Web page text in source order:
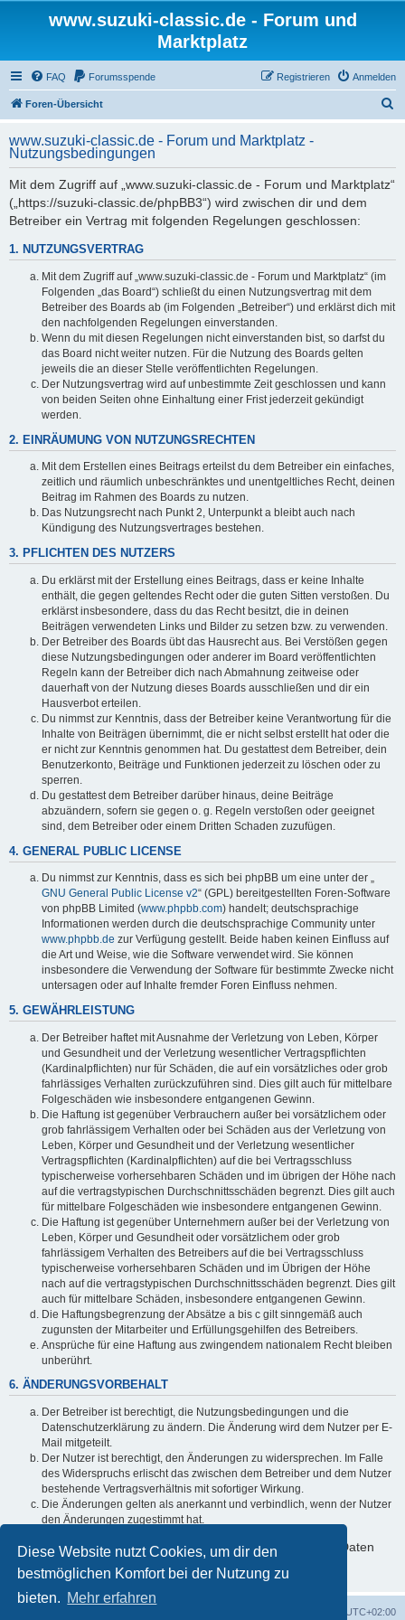
Diese Website nutzt Cookies, um dir den
bestmöglichen Komfort bei der Nutzung zu
bieten. Mehr erfahren
www.suzuki-classic.de - Forum und
Marktplatz
FAQ Forumsspende Anmelden
Registrieren
Foren-Übersicht
h
www.suzuki-classic.de - Forum und Marktplatz -
Nutzungsbedingungen
Mit dem Zugriff auf „www.suzuki-classic.de - Forum und Marktplatz“
(„https://suzuki-classic.de/phpBB3“) wird zwischen dir und dem
Betreiber ein Vertrag mit folgenden Regelungen geschlossen:
1. NUTZUNGSVERTRAG
Mit dem Zugriff auf „www.suzuki-classic.de - Forum und Marktplatz“ (im
Folgenden „das Board“) schließt du einen Nutzungsvertrag mit dem
Betreiber des Boards ab (im Folgenden „Betreiber“) und erklärst dich mit
den nachfolgenden Regelungen einverstanden.
Wenn du mit diesen Regelungen nicht einverstanden bist, so darfst du
das Board nicht weiter nutzen. Für die Nutzung des Boards gelten
jeweils die an dieser Stelle veröffentlichten Regelungen.
Der Nutzungsvertrag wird auf unbestimmte Zeit geschlossen und kann
von beiden Seiten ohne Einhaltung einer Frist jederzeit gekündigt
werden.
2. EINRÄUMUNG VON NUTZUNGSRECHTEN
Mit dem Erstellen eines Beitrags erteilst du dem Betreiber ein einfaches,
zeitlich und räumlich unbeschränktes und unentgeltliches Recht, deinen
Beitrag im Rahmen des Boards zu nutzen.
Das Nutzungsrecht nach Punkt 2, Unterpunkt a bleibt auch nach
Kündigung des Nutzungsvertrages bestehen.
3. PFLICHTEN DES NUTZERS
Du erklärst mit der Erstellung eines Beitrags, dass er keine Inhalte
enthält, die gegen geltendes Recht oder die guten Sitten verstoßen. Du
erklärst insbesondere, dass du das Recht besitzt, die in deinen
Beiträgen verwendeten Links und Bilder zu setzen bzw. zu verwenden.
Der Betreiber des Boards übt das Hausrecht aus. Bei Verstößen gegen
diese Nutzungsbedingungen oder anderer im Board veröffentlichten
Regeln kann der Betreiber dich nach Abmahnung zeitweise oder
dauerhaft von der Nutzung dieses Boards ausschließen und dir ein
Hausverbot erteilen.
Du nimmst zur Kenntnis, dass der Betreiber keine Verantwortung für die
Inhalte von Beiträgen übernimmt, die er nicht selbst erstellt hat oder die
er nicht zur Kenntnis genommen hat. Du gestattest dem Betreiber, dein
Benutzerkonto, Beiträge und Funktionen jederzeit zu löschen oder zu
sperren.
Du gestattest dem Betreiber darüber hinaus, deine Beiträge
abzuändern, sofern sie gegen o. g. Regeln verstoßen oder geeignet
sind, dem Betreiber oder einem Dritten Schaden zuzufügen.
4. GENERAL PUBLIC LICENSE
Du nimmst zur Kenntnis, dass es sich bei phpBB um eine unter der „
GNU General Public License v2“ (GPL) bereitgestellten Foren-Software
von phpBB Limited (www.phpbb.com) handelt; deutschsprachige
Informationen werden durch die deutschsprachige Community unter
www.phpbb.de zur Verfügung gestellt. Beide haben keinen Einfluss auf
die Art und Weise, wie die Software verwendet wird. Sie können
insbesondere die Verwendung der Software für bestimmte Zwecke nicht
untersagen oder auf Inhalte fremder Foren Einfluss nehmen.
5. GEWÄHRLEISTUNG
Der Betreiber haftet mit Ausnahme der Verletzung von Leben, Körper
und Gesundheit und der Verletzung wesentlicher Vertragspflichten
(Kardinalpflichten) nur für Schäden, die auf ein vorsätzliches oder grob
fahrlässiges Verhalten zurückzuführen sind. Dies gilt auch für mittelbare
Folgeschäden wie insbesondere entgangenen Gewinn.
Die Haftung ist gegenüber Verbrauchern außer bei vorsätzlichem oder
grob fahrlässigem Verhalten oder bei Schäden aus der Verletzung von
Leben, Körper und Gesundheit und der Verletzung wesentlicher
Vertragspflichten (Kardinalpflichten) auf die bei Vertragsschluss
typischerweise vorhersehbaren Schäden und im übrigen der Höhe nach
auf die vertragstypischen Durchschnittsschäden begrenzt. Dies gilt auch
für mittelbare Folgeschäden wie insbesondere entgangenen Gewinn.
Die Haftung ist gegenüber Unternehmern außer bei der Verletzung von
Leben, Körper und Gesundheit oder vorsätzlichem oder grob
fahrlässigem Verhalten des Betreibers auf die bei Vertragsschluss
typischerweise vorhersehbaren Schäden und im Übrigen der Höhe
nach auf die vertragstypischen Durchschnittsschäden begrenzt. Dies gilt
auch für mittelbare Schäden, insbesondere entgangenen Gewinn.
Die Haftungsbegrenzung der Absätze a bis c gilt sinngemäß auch
zugunsten der Mitarbeiter und Erfüllungsgehilfen des Betreibers.
Ansprüche für eine Haftung aus zwingendem nationalem Recht bleiben
unberührt.
6. ÄNDERUNGSVORBEHALT
Der Betreiber ist berechtigt, die Nutzungsbedingungen und die
Datenschutzerklärung zu ändern. Die Änderung wird dem Nutzer per E-
Mail mitgeteilt.
Der Nutzer ist berechtigt, den Änderungen zu widersprechen. Im Falle
des Widerspruchs erlischt das zwischen dem Betreiber und dem Nutzer
bestehende Vertragsverhältnis mit sofortiger Wirkung.
Die Änderungen gelten als anerkannt und verbindlich, wenn der Nutzer
den Änderungen zugestimmt hat.
Informationen über den Umgang mit deinen persönlichen Daten
sind in der Datenschutzerklärung enthalten.
UTC+02:00